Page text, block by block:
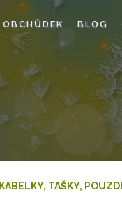
OBCHŮDEK BLOG
KABELKY, TAŠKY,